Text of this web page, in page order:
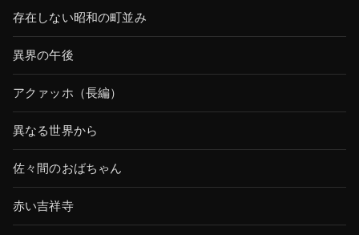
存在しない昭和の町並み
異界の午後
アクァッホ（長編）
異なる世界から
佐々間のおばちゃん
赤い吉祥寺